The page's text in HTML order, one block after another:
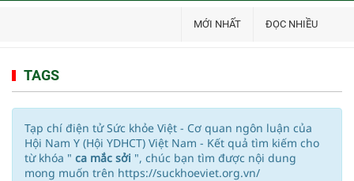
MỚI NHẤT ĐỌC NHIỀU
TAGS
Tạp chí điện tử Sức khỏe Việt - Cơ quan ngôn luận của
Hội Nam Y (Hội YDHCT) Việt Nam - Kết quả tìm kiếm cho
từ khóa " ca mắc sởi ", chúc bạn tìm được nội dung
mong muốn trên https://suckhoeviet.org.vn/